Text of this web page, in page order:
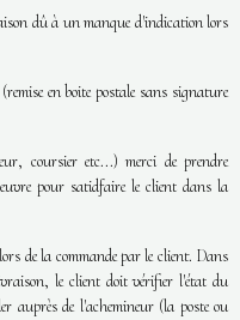
dû à un manque d'indication lors
en boite postale sans signature
coursier etc...) merci de prendre
pour satidfaire le client dans la
de la commande par le client. Dans
le client doit vérifier l'état du
auprès de l'achemineur (la poste ou